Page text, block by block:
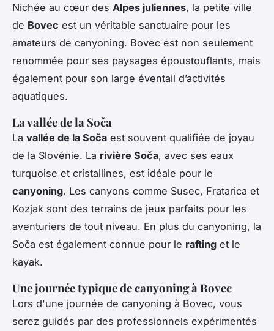
Nichée au cœur des Alpes juliennes, la petite ville
de Bovec est un véritable sanctuaire pour les
amateurs de canyoning. Bovec est non seulement
renommée pour ses paysages époustouflants, mais
également pour son large éventail d’activités
aquatiques.
La vallée de la Soča
La vallée de la Soča est souvent qualifiée de joyau
de la Slovénie. La rivière Soča, avec ses eaux
turquoise et cristallines, est idéale pour le
canyoning. Les canyons comme Susec, Fratarica et
Kozjak sont des terrains de jeux parfaits pour les
aventuriers de tout niveau. En plus du canyoning, la
Soča est également connue pour le rafting et le
kayak.
Une journée typique de canyoning à Bovec
Lors d'une journée de canyoning à Bovec, vous
serez guidés par des professionnels expérimentés